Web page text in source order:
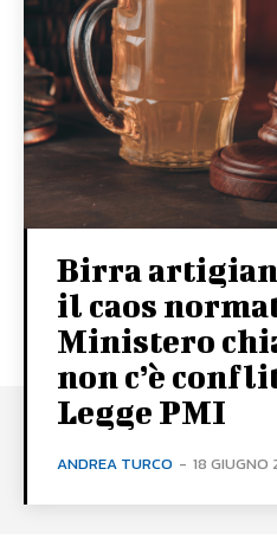
Birra
il caos
Ministero
non c’è
Legge PMI
ANDREA TURCO - 18 GIUGNO